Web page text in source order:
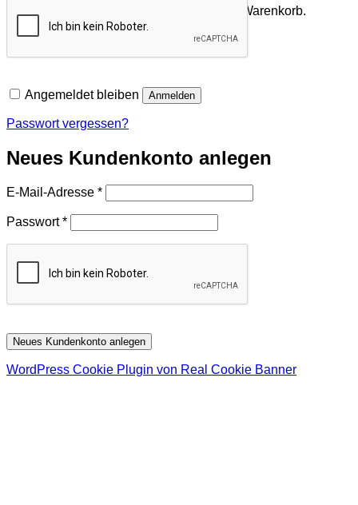
Es befinden sich keine Produkte im Warenkorb.
Zurück zum Shop
Angemeldet bleiben Anmelden
Passwort vergessen?
Neues Kundenkonto anlegen
E-Mail-Adresse *Erforderlich
Passwort*Erforderlich
Neues Kundenkonto anlegen
WordPress Cookie Plugin von Real Cookie Banner